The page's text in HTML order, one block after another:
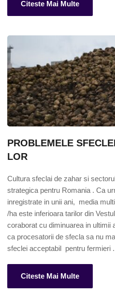
Citeste Mai Multe
PROBLEMELE
LOR
Cultura sfeclai de zahar si
strategica pentru Romania . Ca
inregistrate in unii ani,  media
/ha este inferioara tarilor din
coraborat cu diminuarea in ultimii
ca procesatorii de sfecla sa nu
sfeclei acceptabil  pentru fermieri .
Citeste Mai Multe